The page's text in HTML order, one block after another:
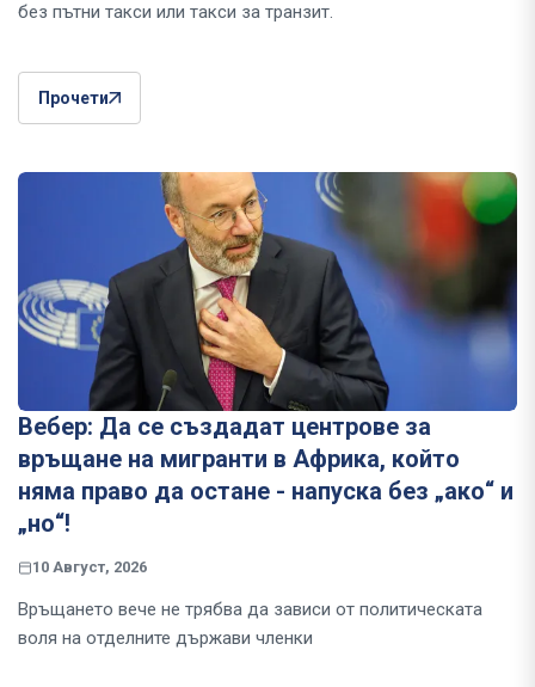
без пътни такси или такси за транзит.
Прочети
Вебер: Да се създадат центрове за
връщане на мигранти в Африка, който
няма право да остане - напуска без „ако“ и
„но“!
10 Август, 2026
Връщането вече не трябва да зависи от политическата
воля на отделните държави членки